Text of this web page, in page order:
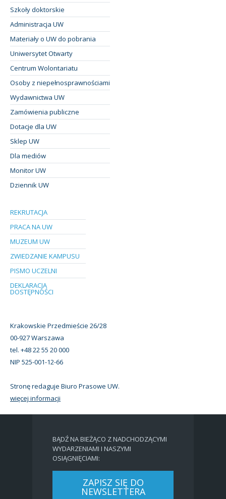
Szkoły doktorskie
Administracja UW
Materiały o UW do pobrania
Uniwersytet Otwarty
Centrum Wolontariatu
Osoby z niepełnosprawnościami
Wydawnictwa UW
Zamówienia publiczne
Dotacje dla UW
Sklep UW
Dla mediów
Monitor UW
Dziennik UW
REKRUTACJA
PRACA NA UW
MUZEUM UW
ZWIEDZANIE KAMPUSU
PISMO UCZELNI
DEKLARACJA
DOSTĘPNOŚCI
Krakowskie Przedmieście 26/28
00-927 Warszawa
tel. +48 22 55 20 000
NIP 525-001-12-66
Stronę redaguje Biuro Prasowe UW.
więcej informacji
BĄDŹ NA BIEŻĄCO Z NADCHODZĄCYMI
WYDARZENIAMI I NASZYMI
OSIĄGNIĘCIAMI:
ZAPISZ SIĘ DO
NEWSLETTERA